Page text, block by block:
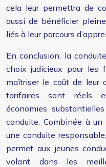
cela leur permettra de
aussi de bénéficier
liés à leur parcours
En conclusion, la
choix judicieux pour les
maîtriser le coût de leur
tarifaires sont réels
économies
conduite. Combinée à
une conduite
permet aux jeunes
volant dans les